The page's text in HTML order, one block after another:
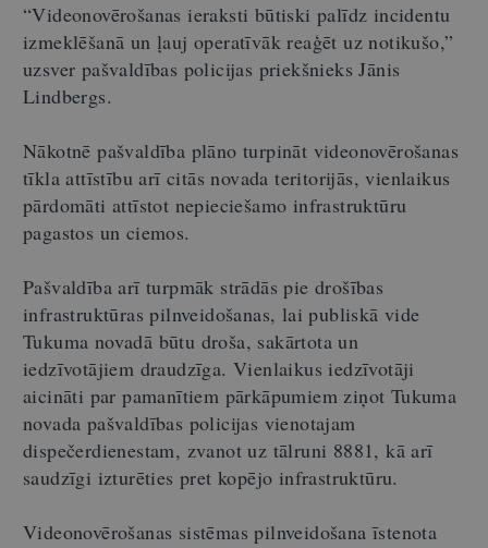
“Videonovērošanas ieraksti būtiski palīdz incidentu
izmeklēšanā un ļauj operatīvāk reaģēt uz notikušo,”
uzsver pašvaldības policijas priekšnieks Jānis
Lindbergs.
Nākotnē pašvaldība plāno turpināt videonovērošanas
tīkla attīstību arī citās novada teritorijās, vienlaikus
pārdomāti attīstot nepieciešamo infrastruktūru
pagastos un ciemos.
Pašvaldība arī turpmāk strādās pie drošības
infrastruktūras pilnveidošanas, lai publiskā vide
Tukuma novadā būtu droša, sakārtota un
iedzīvotājiem draudzīga. Vienlaikus iedzīvotāji
aicināti par pamanītiem pārkāpumiem ziņot Tukuma
novada pašvaldības policijas vienotajam
dispečerdienestam, zvanot uz tālruni 8881, kā arī
saudzīgi izturēties pret kopējo infrastruktūru.
Videonovērošanas sistēmas pilnveidošana īstenota